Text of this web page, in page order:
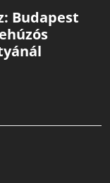
Budapest